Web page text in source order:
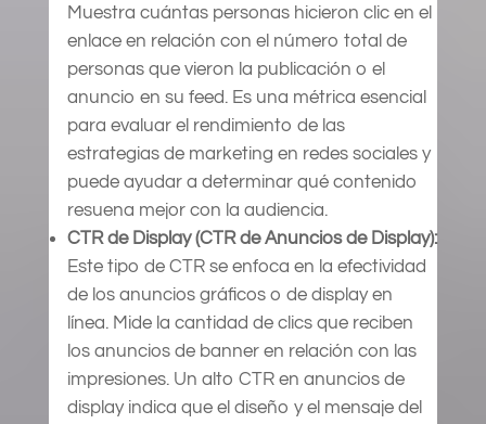
Muestra cuántas personas hicieron clic en el
enlace en relación con el número total de
personas que vieron la publicación o el
anuncio en su feed. Es una métrica esencial
para evaluar el rendimiento de las
estrategias de marketing en redes sociales y
puede ayudar a determinar qué contenido
resuena mejor con la audiencia.
CTR de Display (CTR de Anuncios de Display):
Este tipo de CTR se enfoca en la efectividad
de los anuncios gráficos o de display en
línea. Mide la cantidad de clics que reciben
los anuncios de banner en relación con las
impresiones. Un alto CTR en anuncios de
display indica que el diseño y el mensaje del